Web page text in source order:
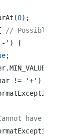
0);
// Possible
' ) {
;
!= '+' )
have